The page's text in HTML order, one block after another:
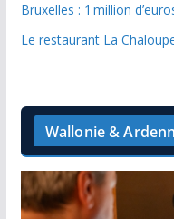
Bruxelles : 1 million
Le restaurant La
Wallonie &